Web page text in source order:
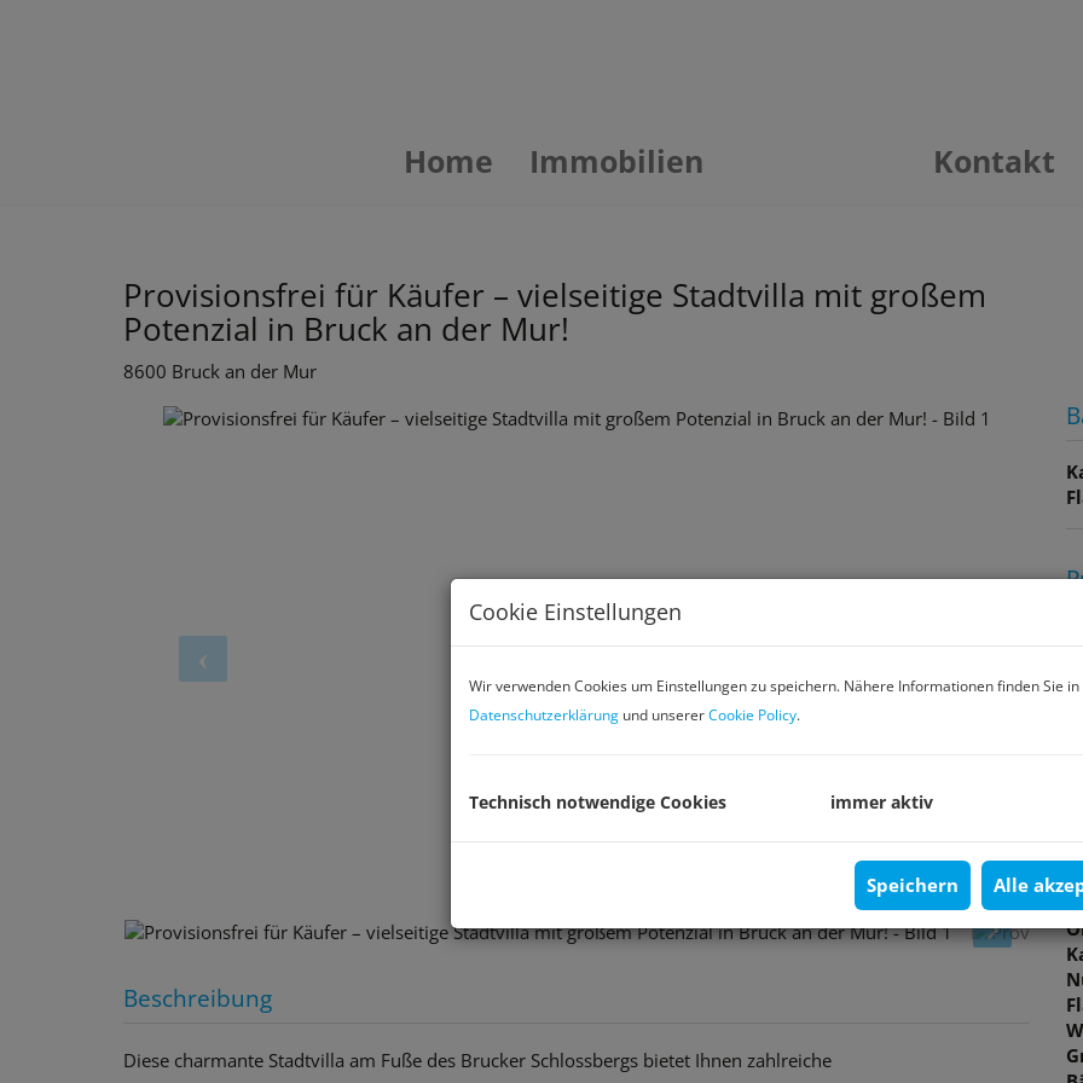
Home Immobilien Kontakt
Provisionsfrei für Käufer – vielseitige Stadtvilla mit großem
Potenzial in Bruck an der Mur!
8600 Bruck an der Mur
Beschreibung
Diese charmante Stadtvilla am Fuße des Brucker Schlossbergs bietet Ihnen zahlreiche
Cookie Einstellungen
Wir verwenden Cookies um Einstellungen zu speichern. Nähere Informationen finden Sie
Datenschutzerklärung und unsererCookie Policy.
Technisch notwendige Cookies immer aktiv
Speichern Alle